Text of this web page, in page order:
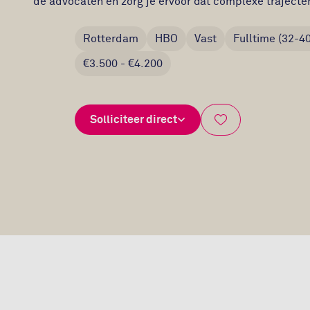
Rotterdam HBO Vast Fulltime (32-
€3.500 - €4.200
Solliciteer direct
Bewaar vacature